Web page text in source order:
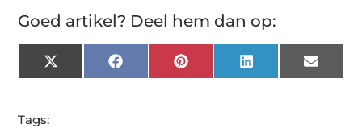
Goed artikel? Deel hem dan op:
X
(Twitter)
FacebookPinterest LinkedIn Email
Tags: